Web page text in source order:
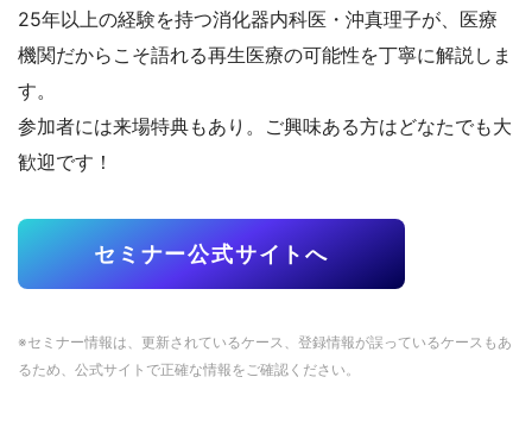
25年以上の経験を持つ消化器内科医・沖真理子が、医療
機関だからこそ語れる再生医療の可能性を丁寧に解説しま
す。
参加者には来場特典もあり。ご興味ある方はどなたでも大
歓迎です！
セミナー公式サイトへ
※セミナー情報は、更新されているケース、登録情報が誤っているケースもあ
るため、公式サイトで正確な情報をご確認ください。